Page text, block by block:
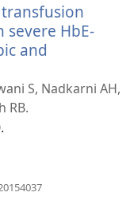
視
窗）HbE-
and
S, Nadkarni AH,
RB.